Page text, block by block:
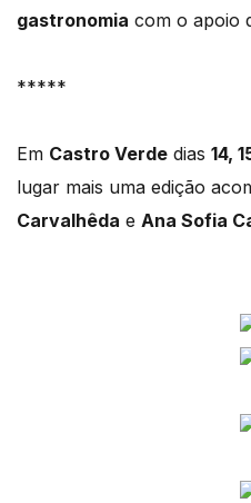
gastronomia com o apoio
*****
Em Castro Verde dias 14,
lugar mais uma edição
Carvalhêda e Ana Sofia